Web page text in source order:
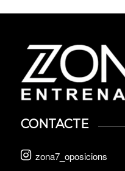
CONTACTE
zona7_oposicions